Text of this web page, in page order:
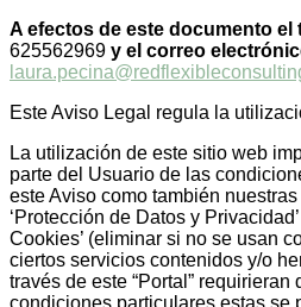
A efectos de este documento
625562969 y el correo
Este Aviso Legal regula la
La utilización de este sitio web
parte del Usuario de las
este Aviso como también
‘Protección de Datos y
Cookies’ (eliminar si no se usan
ciertos servicios contenidos y/o
través de este “Portal” requirieran
condiciones particulares estas se